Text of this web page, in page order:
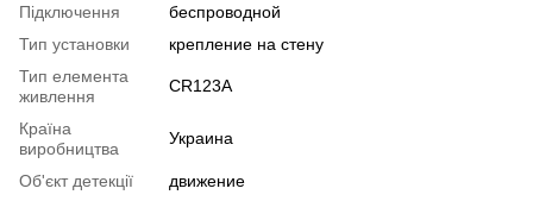
Підключення
беспроводной
Тип установки
крепление на стену
Тип елемента
живлення
CR123A
Країна
виробництва
Украина
Об'єкт детекції
движение